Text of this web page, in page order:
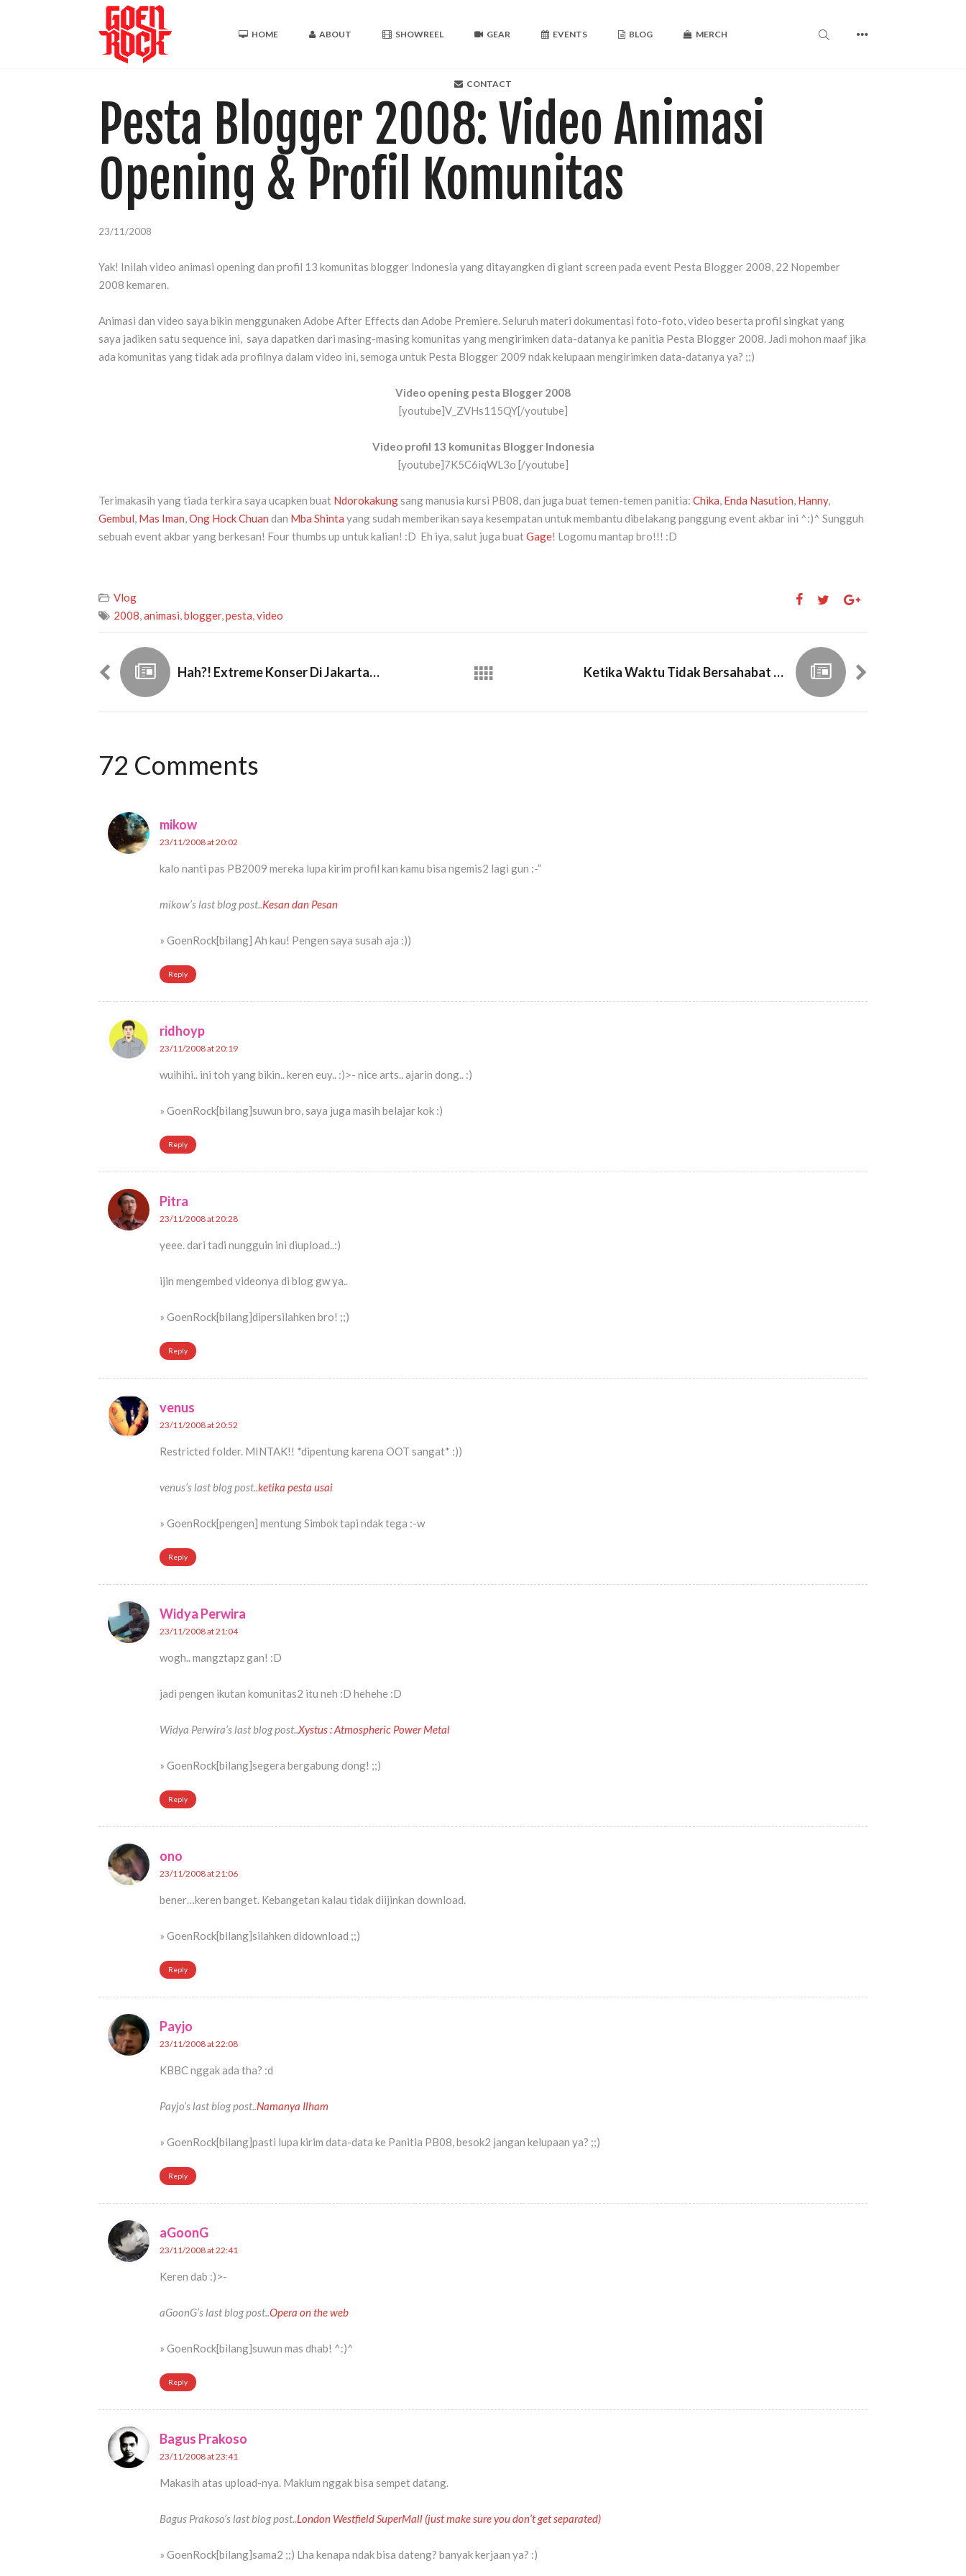
HOME ABOUT SHOWREEL GEAR EVENTS BLOG MERCH
CONTACT
Pesta Blogger 2008: Video Animasi
Opening & Profil Komunitas
23/11/2008
Yak! Inilah video animasi opening dan profil 13 komunitas blogger Indonesia yang ditayangken di giant screen pada event Pesta Blogger 2008, 22 Nopember
2008 kemaren.
Animasi dan video saya bikin menggunaken Adobe After Effects dan Adobe Premiere. Seluruh materi dokumentasi foto-foto, video beserta profil singkat yang
saya jadiken satu sequence ini, saya dapatken dari masing-masing komunitas yang mengirimken data-datanya ke panitia Pesta Blogger 2008. Jadi mohon maaf jika
ada komunitas yang tidak ada profilnya dalam video ini, semoga untuk Pesta Blogger 2009 ndak kelupaan mengirimken data-datanya ya? ;;)
Video opening pesta Blogger 2008
[youtube]V_ZVHs115QY[/youtube]
Video profil 13 komunitas Blogger Indonesia
[youtube]7K5C6iqWL3o [/youtube]
Terimakasih yang tiada terkira saya ucapken buat Ndorokakungsang manusia kursi PB08, dan juga buat temen-temen panitia: Chika, Enda Nasution, Hanny,
Gembul, Mas Iman,Ong Hock Chuan dan Mba Shinta yang sudah memberikan saya kesempatan untuk membantu dibelakang panggung event akbar ini ^:)^ Sungguh
sebuah event akbar yang berkesan! Four thumbs up untuk kalian! :D Eh iya, salut juga buatGage! Logomu mantap bro!!! :D
Vlog
2008,animasi,blogger,pesta,video
Hah?! Extreme Konser Di Jakarta??? Ketika Waktu Tidak Bersahabat Dengan Idealisme
72 Comments
mikow
23/11/2008 at 20:02
kalo nanti pas PB2009 mereka lupa kirim profil kan kamu bisa ngemis2 lagi gun :-”
mikow’s last blog post..Kesan dan Pesan
» GoenRock[bilang] Ah kau! Pengen saya susah aja :))
Reply
ridhoyp
23/11/2008 at 20:19
wuihihi.. ini toh yang bikin.. keren euy.. :)>- nice arts.. ajarin dong.. :)
» GoenRock[bilang]suwun bro, saya juga masih belajar kok :)
Reply
Pitra
23/11/2008 at 20:28
yeee. dari tadi nungguin ini diupload..:)
ijin mengembed videonya di blog gw ya..
» GoenRock[bilang]dipersilahken bro! ;;)
Reply
venus
23/11/2008 at 20:52
Restricted folder. MINTAK!! *dipentung karena OOT sangat* :))
venus’s last blog post..ketika pesta usai
» GoenRock[pengen] mentung Simbok tapi ndak tega :-w
Reply
Widya Perwira
23/11/2008 at 21:04
wogh.. mangztapz gan! :D
jadi pengen ikutan komunitas2 itu neh :D hehehe :D
Widya Perwira’s last blog post..Xystus : Atmospheric Power Metal
» GoenRock[bilang]segera bergabung dong! ;;)
Reply
ono
23/11/2008 at 21:06
bener…keren banget. Kebangetan kalau tidak diijinkan download.
» GoenRock[bilang]silahken didownload ;;)
Reply
Payjo
23/11/2008 at 22:08
KBBC nggak ada tha? :d
Payjo’s last blog post..Namanya Ilham
» GoenRock[bilang]pasti lupa kirim data-data ke Panitia PB08, besok2 jangan kelupaan ya? ;;)
Reply
aGoonG
23/11/2008 at 22:41
Keren dab :)>-
aGoonG’s last blog post..Opera on the web
» GoenRock[bilang]suwun mas dhab! ^:)^
Reply
Bagus Prakoso
23/11/2008 at 23:41
Makasih atas upload-nya. Maklum nggak bisa sempet datang.
Bagus Prakoso’s last blog post..London Westfield SuperMall (just make sure you don’t get separated)
» GoenRock[bilang]sama2 ;;) Lha kenapa ndak bisa dateng? banyak kerjaan ya? :)